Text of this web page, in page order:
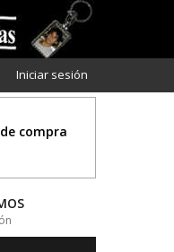
Iniciar sesión
compra